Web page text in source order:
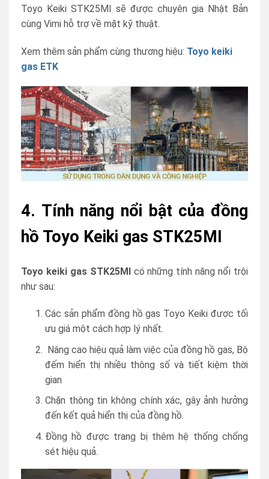
Toyo Keiki STK25MI sẽ được chuyên gia Nhật Bản
cùng Vimi hỗ trợ về mặt kỹ thuật.
Xem thêm sản phẩm cùng thương hiệu: Toyo keiki
gas ETK
4. Tính năng nổi bật của đồng
hồ Toyo Keiki gas STK25MI
Toyo keiki gas STK25MIcó những tính năng nổi trội
như sau:
Các sản phẩm đồng hồ gas Toyo Keiki được tối
ưu giá một cách hợp lý nhất.
Nâng cao hiệu quả làm việc của đồng hồ gas, Bộ
đếm hiển thị nhiều thông số và tiết kiệm thời
gian
Chặn thông tin không chính xác, gây ảnh hưởng
đến kết quả hiển thị của đồng hồ.
Đồng hồ được trang bị thêm hệ thống chống
sét hiệu quả.